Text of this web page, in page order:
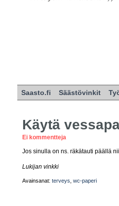
Saasto.fi Säästövinkit
Käytä
Ei kommentteja
Jos sinulla on ns. räkätauti päällä
Lukijan vinkki
Avainsanat: terveys wc-paperi